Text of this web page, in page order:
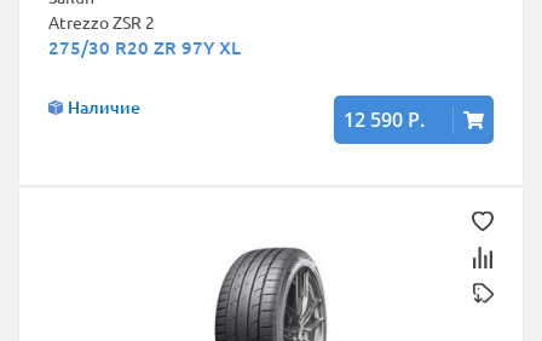
Atrezzo ZSR 2
275/30 R20 ZR 97Y XL
Наличие 12 590 Р.